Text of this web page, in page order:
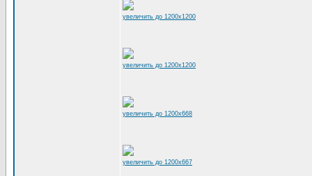
увеличить до 1200x1200
увеличить до 1200x1200
увеличить до 1200x668
увеличить до 1200x667